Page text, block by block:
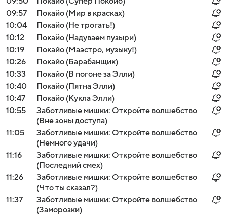
09:57
Покайо (Мир в красках)
10:04
Покайо (Не трогать!)
10:12
Покайо (Надуваем пузыри)
10:19
Покайо (Маэстро, музыку!)
10:26
Покайо (Барабанщик)
10:33
Покайо (В погоне за Элли)
10:40
Покайо (Пятна Элли)
10:47
Покайо (Кукла Элли)
10:55
Заботливые мишки: Откройте волшебство
(Вне зоны доступа)
11:05
Заботливые мишки: Откройте волшебство
(Немного удачи)
11:16
Заботливые мишки: Откройте волшебство
(Последний смех)
11:26
Заботливые мишки: Откройте волшебство
(Что ты сказал?)
11:37
Заботливые мишки: Откройте волшебство
(Заморозки)